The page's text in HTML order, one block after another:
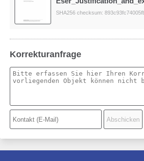
SHA256 checksum:
Korrekturanfrage